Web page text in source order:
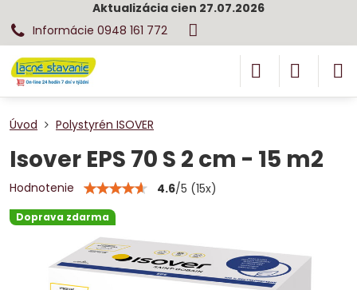
Aktualizácia cien 27.07.2026
Informácie 0948 161 772
Doprava zdarma
Úvod Polystyrén ISOVER
Isover EPS 70 S 2 cm - 15 m2
Hodnotenie 4.6/5 (15x)